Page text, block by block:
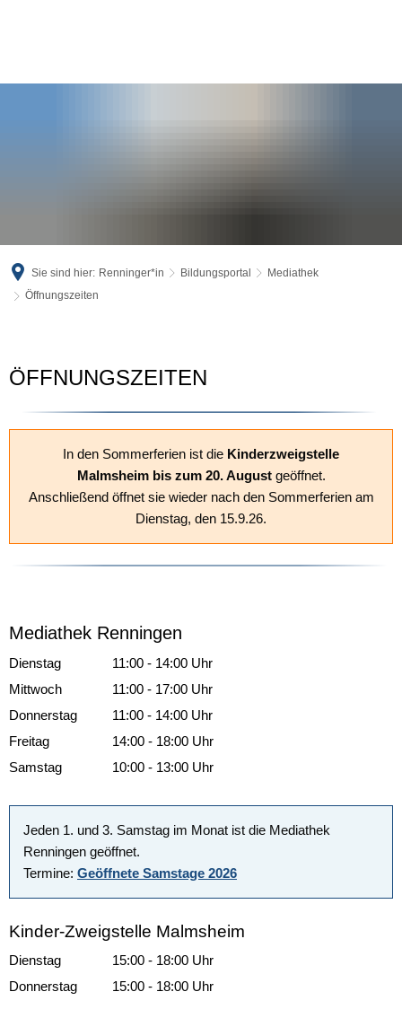
Sie sind hier: Renninger*in Bildungsportal
Mediathek
Öffnungszeiten
ÖFFNUNGSZEITEN
In den Sommerferien ist die Kinderzweigstelle
Malmsheim bis zum 20. Augustgeöffnet.
Anschließend öffnet sie wieder nach den Sommerferien am
Dienstag, den 15.9.26.
Mediathek Renningen
Dienstag 11:00 - 14:00 Uhr
Von 11:00 bis 14:00 Uhr
Mittwoch 11:00 - 17:00 Uhr
Von 11:00 bis 17:00 Uhr
Donnerstag 11:00 - 14:00 Uhr
Von 11:00 bis 14:00 Uhr
Freitag 14:00 - 18:00 Uhr
Von 14:00 bis 18:00 Uhr
Samstag 10:00 - 13:00 Uhr
Jeden 1. und 3. Samstag im Monat ist die Mediathek
Renningen geöffnet.
Termine: Geöffnete Samstage 2026
Kinder-Zweigstelle Malmsheim
Dienstag 15:00 - 18:00 Uhr
Von 15:00 bis 18:00 Uhr
Donnerstag 15:00 - 18:00 Uhr